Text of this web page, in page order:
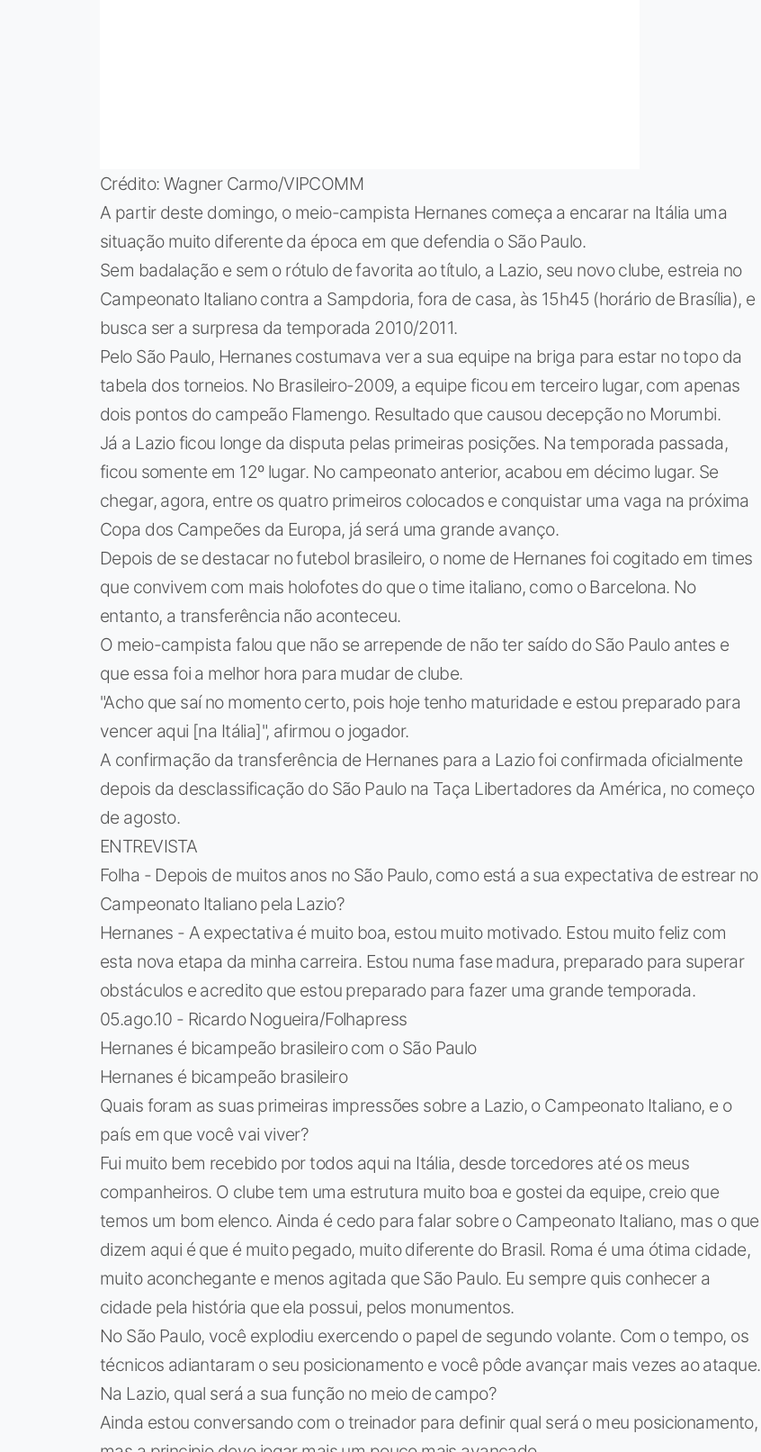
Crédito: Wagner Carmo/VIPCOMM
A partir deste domingo, o meio-campista Hernanes começa a encarar na Itália uma
situação muito diferente da época em que defendia o São Paulo.
Sem badalação e sem o rótulo de favorita ao título, a Lazio, seu novo clube, estreia no
Campeonato Italiano contra a Sampdoria, fora de casa, às 15h45 (horário de Brasília), e
busca ser a surpresa da temporada 2010/2011.
Pelo São Paulo, Hernanes costumava ver a sua equipe na briga para estar no topo da
tabela dos torneios. No Brasileiro-2009, a equipe ficou em terceiro lugar, com apenas
dois pontos do campeão Flamengo. Resultado que causou decepção no Morumbi.
Já a Lazio ficou longe da disputa pelas primeiras posições. Na temporada passada,
ficou somente em 12º lugar. No campeonato anterior, acabou em décimo lugar. Se
chegar, agora, entre os quatro primeiros colocados e conquistar uma vaga na próxima
Copa dos Campeões da Europa, já será uma grande avanço.
Depois de se destacar no futebol brasileiro, o nome de Hernanes foi cogitado em times
que convivem com mais holofotes do que o time italiano, como o Barcelona. No
entanto, a transferência não aconteceu.
O meio-campista falou que não se arrepende de não ter saído do São Paulo antes e
que essa foi a melhor hora para mudar de clube.
"Acho que saí no momento certo, pois hoje tenho maturidade e estou preparado para
vencer aqui [na Itália]", afirmou o jogador.
A confirmação da transferência de Hernanes para a Lazio foi confirmada oficialmente
depois da desclassificação do São Paulo na Taça Libertadores da América, no começo
de agosto.
ENTREVISTA
Folha - Depois de muitos anos no São Paulo, como está a sua expectativa de estrear no
Campeonato Italiano pela Lazio?
Hernanes - A expectativa é muito boa, estou muito motivado. Estou muito feliz com
esta nova etapa da minha carreira. Estou numa fase madura, preparado para superar
obstáculos e acredito que estou preparado para fazer uma grande temporada.
05.ago.10 - Ricardo Nogueira/Folhapress
Hernanes é bicampeão brasileiro com o São Paulo
Hernanes é bicampeão brasileiro
Quais foram as suas primeiras impressões sobre a Lazio, o Campeonato Italiano, e o
país em que você vai viver?
Fui muito bem recebido por todos aqui na Itália, desde torcedores até os meus
companheiros. O clube tem uma estrutura muito boa e gostei da equipe, creio que
temos um bom elenco. Ainda é cedo para falar sobre o Campeonato Italiano, mas o que
dizem aqui é que é muito pegado, muito diferente do Brasil. Roma é uma ótima cidade,
muito aconchegante e menos agitada que São Paulo. Eu sempre quis conhecer a
cidade pela história que ela possui, pelos monumentos.
No São Paulo, você explodiu exercendo o papel de segundo volante. Com o tempo, os
técnicos adiantaram o seu posicionamento e você pôde avançar mais vezes ao ataque.
Na Lazio, qual será a sua função no meio de campo?
Ainda estou conversando com o treinador para definir qual será o meu posicionamento,